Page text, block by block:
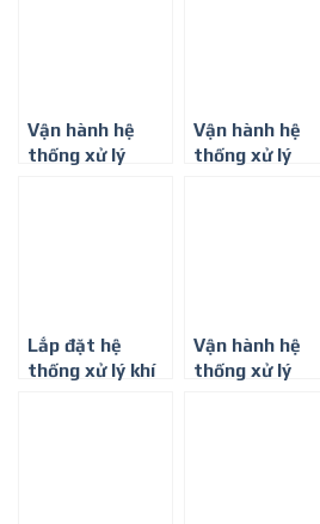
Vận hành hệ
thống xử lý
Vận hành hệ
thống xử lý
Lắp đặt hệ
thống xử lý khí
Vận hành hệ
thống xử lý